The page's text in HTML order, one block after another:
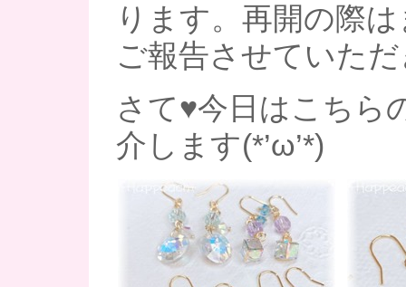
ります。再開の際
ご報告させていた
さて♥今日はこちら
介します(*’ω’*)